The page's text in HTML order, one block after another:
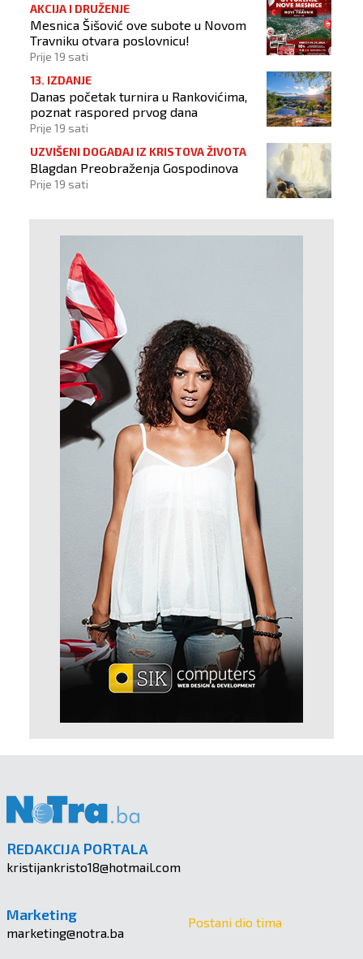
AKCIJA I DRUŽENJE
Mesnica Šišović ove subote u Novom
Travniku otvara poslovnicu!
Prije 19 sati
13. IZDANJE
Danas početak turnira u Rankovićima,
poznat raspored prvog dana
Prije 19 sati
UZVIŠENI DOGAĐAJ IZ KRISTOVA ŽIVOTA
Blagdan Preobraženja Gospodinova
Prije 19 sati
REDAKCIJA PORTALA
kristijankristo18@hotmail.com
Marketing
marketing@notra.ba
Postani dio tima